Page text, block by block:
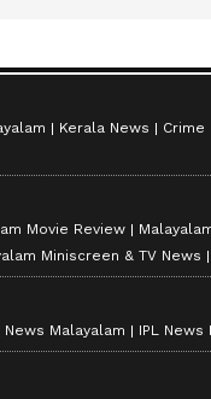
Kerala News Crime
Movie Review
Miniscreen & TV News
News Malayalam IPL News